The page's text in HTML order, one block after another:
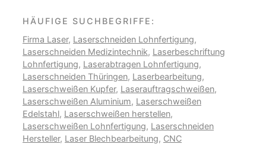
HÄUFIGE SUCHBEGRIFFE:
Firma Laser, Laserschneiden Lohnfertigung,
Laserschneiden Medizintechnik, Laserbeschriftung
Lohnfertigung, Laserabtragen Lohnfertigung,
Laserschneiden Thüringen, Laserbearbeitung,
Laserschweißen Kupfer, Laserauftragschweißen,
Laserschweißen Aluminium, Laserschweißen
Edelstahl, Laserschweißen herstellen,
Laserschweißen Lohnfertigung, Laserschneiden
Hersteller, Laser Blechbearbeitung, CNC